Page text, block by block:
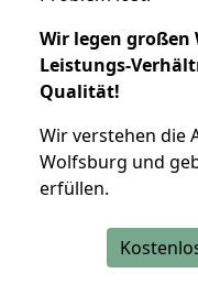
Wir legen großen
Leistungs-
Qualität!
Wir verstehen die
Wolfsburg und
erfüllen.